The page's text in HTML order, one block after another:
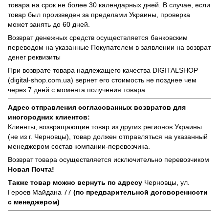
товара на срок не более 30 календарных дней. В случае, если
товар был произведен за пределами Украины, проверка
может занять до 60 дней.
Возврат денежных средств осуществляется банковским
переводом на указанные Покупателем в заявлении на возврат
денег реквизиты
При возврате товара надлежащего качества DIGITALSHOP
(digital-shop.com.ua) вернет его стоимость не позднее чем
через 7 дней с момента получения товара
Адрес отправления согласованных возвратов для
иногородних клиентов:
Клиенты, возвращающие товар из других регионов Украины
(не из г. Черновцы), товар должен отправляться на указанный
менеджером состав компании-перевозчика.
Возврат товара осуществляется исключительно перевозчиком
Новая Почта!
Также товар можно вернуть по адресу Черновцы, ул.
Героев Майдана 77 (по предварительной договоренности
с менеджером)